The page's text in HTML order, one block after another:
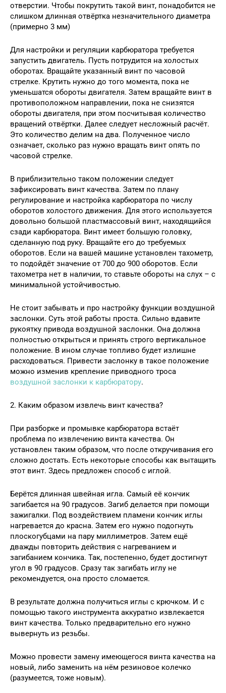
отверстии. Чтобы покрутить такой винт, понадобится не
слишком длинная отвёртка незначительного диаметра
(примерно 3 мм)
Для настройки и регуляции карбюратора требуется
запустить двигатель. Пусть потрудится на холостых
оборотах. Вращайте указанный винт по часовой
стрелке. Крутить нужно до того момента, пока не
уменьшатся обороты двигателя. Затем вращайте винт в
противоположном направлении, пока не снизятся
обороты двигателя, при этом посчитывая количество
вращений отвёртки. Далее следует несложный расчёт.
Это количество делим на два. Полученное число
означает, сколько раз нужно вращать винт опять по
часовой стрелке.
В приблизительно таком положении следует
зафиксировать винт качества. Затем по плану
регулирование и настройка карбюратора по числу
оборотов холостого движения. Для этого используется
довольно большой пластмассовый винт, находящийся
сзади карбюратора. Винт имеет большую головку,
сделанную под руку. Вращайте его до требуемых
оборотов. Если на вашей машине установлен тахометр,
то подойдёт значение от 700 до 900 оборотов. Если
тахометра нет в наличии, то ставьте обороты на слух – с
минимальной устойчивостью.
Не стоит забывать и про настройку функции воздушной
заслонки. Суть этой работы проста. Сильно вдавите
рукоятку привода воздушной заслонки. Она должна
полностью открыться и принять строго вертикальное
положение. В ином случае топливо будет излишне
расходоваться. Привести заслонку в такое положение
можно изменив крепление приводного троса
воздушной заслонки к карбюратору.
2. Каким образом извлечь винт качества?
При разборке и промывке карбюратора встаёт
проблема по извлечению винта качества. Он
установлен таким образом, что после откручивания его
сложно достать. Есть некоторые способы как вытащить
этот винт. Здесь предложен способ с иглой.
Берётся длинная швейная игла. Самый её кончик
загибается на 90 градусов. Загиб делается при помощи
зажигалки. Под воздействием пламени кончик иглы
нагревается до красна. Затем его нужно подогнуть
плоскогубцами на пару миллиметров. Затем ещё
дважды повторить действия с нагреванием и
загибанием кончика. Так, постепенно, будет достигнут
угол в 90 градусов. Сразу так загибать иглу не
рекомендуется, она просто сломается.
В результате должна получиться иглы с крючком. И с
помощью такого инструмента аккуратно извлекается
винт качества. Только предварительно его нужно
вывернуть из резьбы.
Можно провести замену имеющегося винта качества на
новый, либо заменить на нём резиновое колечко
(разумеется, тоже новым).